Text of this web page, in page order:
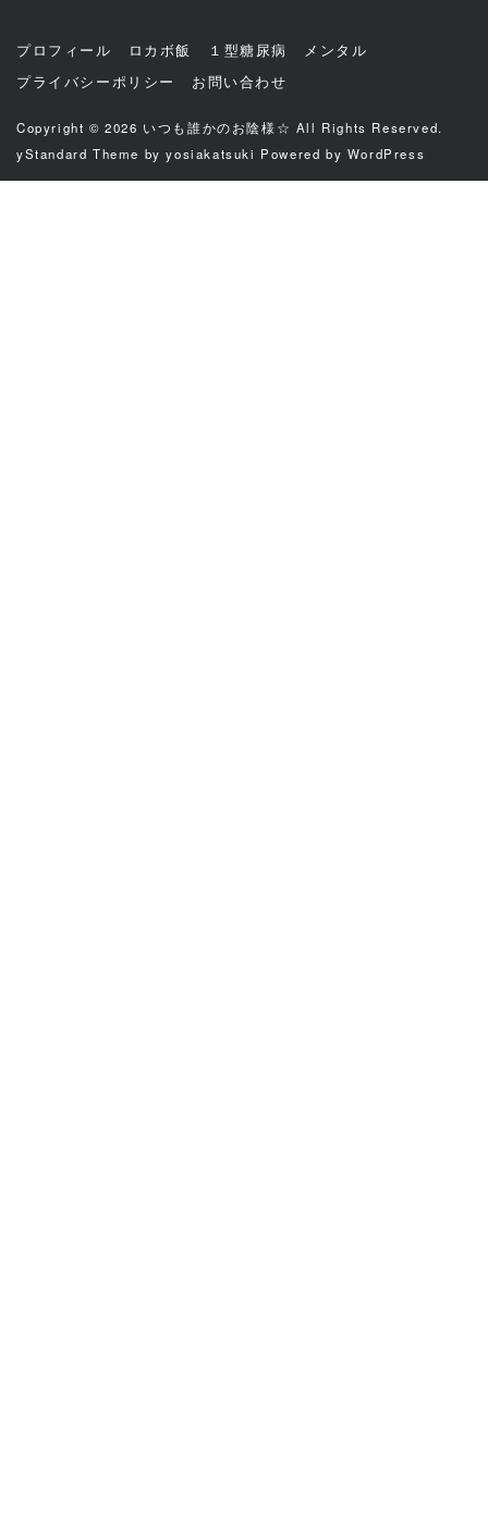
プロフィール ロカボ飯 １型糖尿病
メンタル
プライバシーポリシー
お問い合わせ
Copyright © 2026 いつも誰かのお陰様☆ All Rights Reserved.
yStandard Theme byyosiakatsuki Powered by WordPress